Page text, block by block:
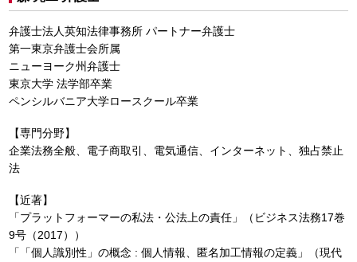
弁護士法人英知法律事務所 パートナー弁護士
第一東京弁護士会所属
ニューヨーク州弁護士
東京大学 法学部卒業
ペンシルバニア大学ロースクール卒業
【専門分野】
企業法務全般、電子商取引、電気通信、インターネット、独占禁止
法
【近著】
「プラットフォーマーの私法・公法上の責任」（ビジネス法務17巻
9号（2017））
「「個人識別性」の概念 : 個人情報、匿名加工情報の定義」（現代